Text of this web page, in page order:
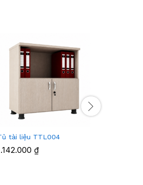
tài liệu TTL004
₫